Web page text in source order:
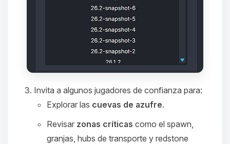
Invita a algunos jugadores de confianza para:
Explorar las cuevas de azufre.
Revisar zonas críticas como el spawn,
granjas, hubs de transporte y redstone